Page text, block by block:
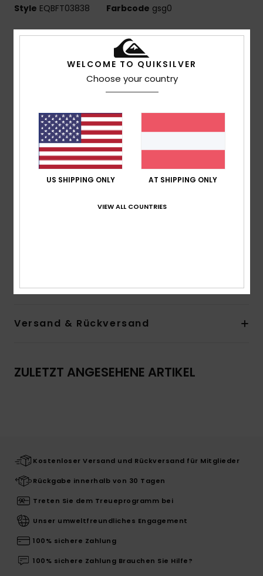
Style EQBFT03838 Farbcode gsg0
Funktionen
Umweltfreundliches Material:Polarfleece aus
recyceltem Polyester [280 g/m2]
Comfort Fit
Verschluss:Durchgehender Reißverschluss
Taschen:Paspeltasche vorne mit Polar- Jersey-
Schicht
Versteckter Druckknopfverschluss an der Tasche
Futter:Kapuzenfutter aus Jersey in leichtem,
Design mit elastischem Band an Bündchen und
Versand & Rückversand
ZULETZT ANGESEHENE ARTIKEL
Kostenloser Versand und Rückversand für Mitglieder
Rückgabe innerhalb von 30 Tagen
Treten Sie dem Treueprogramm bei
Unser umweltfreundliches Engagement
100% sichere Zahlung
100% sichere Zahlung Brauchen Sie Hilfe?
WELCOME TO QUIKSILVER
Choose your country
US SHIPPING ONLY AT SHIPPING ONLY
VIEW ALL COUNTRIES